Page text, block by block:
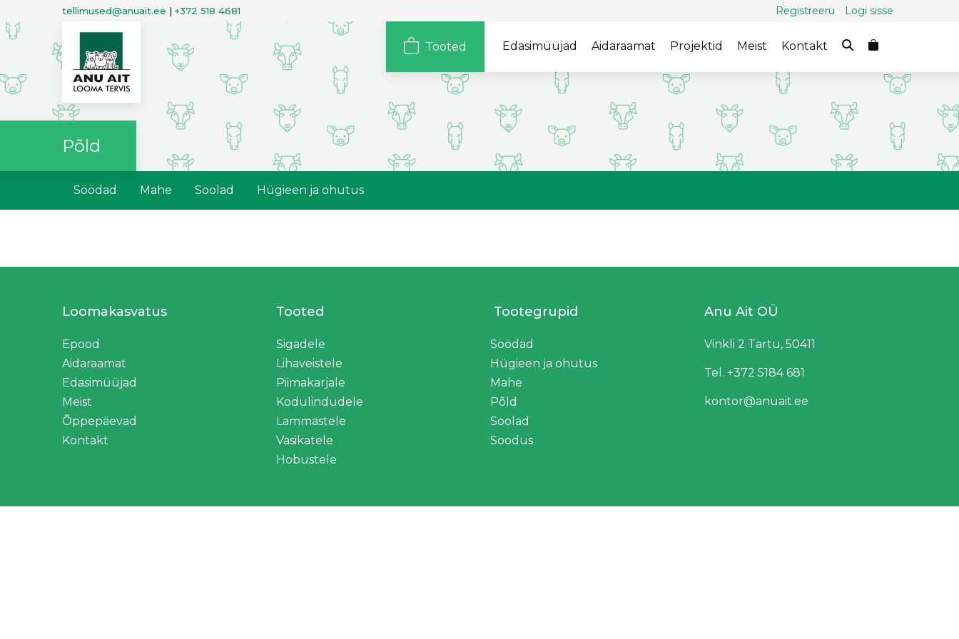
tellimused@anuait.ee | +372 518 4681 Registreeru Logi sisse
Tooted
Sigadele
Lihaveistele
Piimakarjale
Kodulindudele
Lammastele
Tootegrupid
Hügieen ja
ohutus
Mahe
Edasimüüjad Aidaraamat Projektid Meist Kontakt
Põld
Söödad Mahe Soolad Hügieen ja ohutus
Loomakasvatus
Epood
Aidaraamat
Edasimüüjad
Meist
Õppepäevad
Kontakt
Tooted
Sigadele
Lihaveistele
Piimakarjale
Kodulindudele
Lammastele
Vasikatele
Hobustele
Tootegrupid
Söödad
Hügieen ja ohutus
Mahe
Põld
Soolad
Soodus
Anu Ait OÜ
Vinkli 2 Tartu, 50411
Tel. +372 5184 681
kontor@anuait.ee